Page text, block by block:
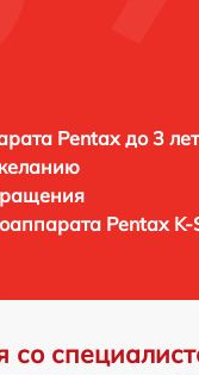
Pentax до 3 лет
Pentax
со